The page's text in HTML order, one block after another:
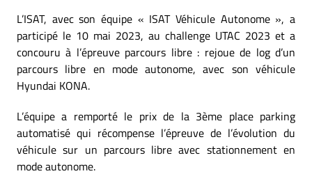
L’ISAT, avec son équipe « ISAT Véhicule Autonome », a
participé le 10 mai 2023, au challenge UTAC 2023 et a
concouru à l’épreuve parcours libre : rejoue de log d’un
parcours libre en mode autonome, avec son véhicule
Hyundai KONA.
L’équipe a remporté le prix de la 3ème place parking
automatisé qui récompense l’épreuve de l’évolution du
véhicule sur un parcours libre avec stationnement en
mode autonome.